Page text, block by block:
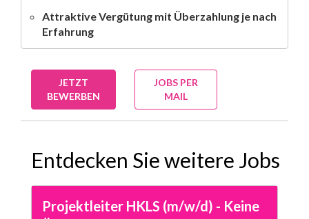
Attraktive Vergütung mit Überzahlung je nach
Erfahrung
JETZT
BEWERBEN
JOBS PER
MAIL
Entdecken Sie weitere Jobs
Projektleiter HKLS (m/w/d) - Keine